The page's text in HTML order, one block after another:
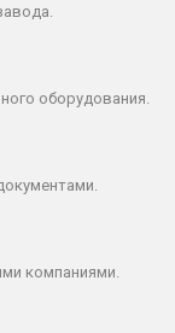
оборудования.
компаниями.